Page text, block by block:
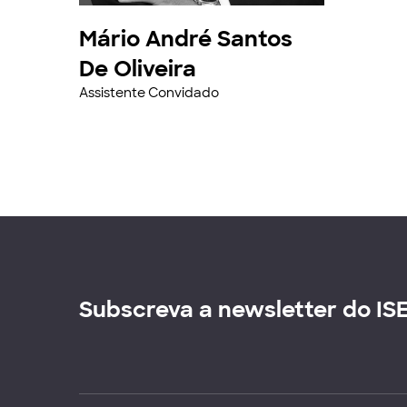
Mário André Santos
De Oliveira
Assistente Convidado
Subscreva a newsletter do